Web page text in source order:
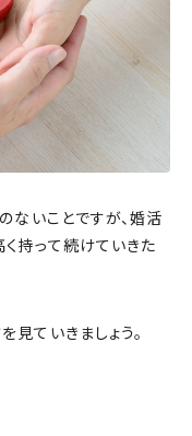
ないことですが、婚活
持って続けていきた
見ていきましょう。